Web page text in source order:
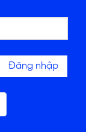
Đăng nhập